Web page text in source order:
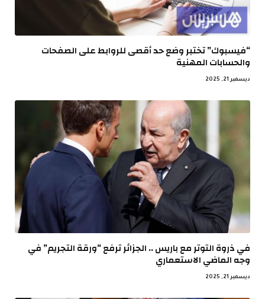
“فيسبوك” تختبر وضع حد أقصى للروابط على الصفحات
والحسابات المهنية
ديسمبر 21, 2025
في ذروة التوتر مع باريس .. الجزائر ترفع “ورقة التجريم” في
وجه الماضي الاستعماري
ديسمبر 21, 2025